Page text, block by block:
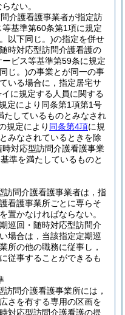
ない。
介護看護事業者が指定訪
基準第60条第1項に規定
以下同じ。)の指定を併せ
時対応型訪問介護看護の
ビス等基準第59条に規定
じ。)の事業とが同一の事
いる場合に，指定居宅サ
に規定する人員に関する
定により同条第1項第1号
たしているものとみなされ
規定により 同条第4項に規
みなされているときを除
対応型訪問介護看護事業
準を満たしているものと
訪問介護看護事業者は，指
看護事業所ごとに専らそ
置かなければならない。
巡回・随時対応型訪問介
場合は，当該指定定期巡
所の他の職務に従事し，
従事することができるも
問介護看護事業所には，
さを有する専用の区画を
対応型訪問介護看護の提